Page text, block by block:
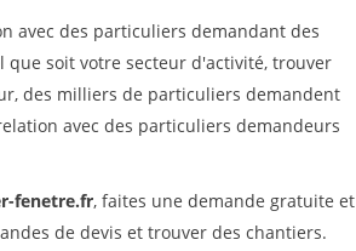
avec des particuliers demandant des
que soit votre secteur d'activité, trouver
des milliers de particuliers demandent
avec des particuliers demandeurs
fenetre.fr, faites une demande gratuite et
de devis et trouver des chantiers.